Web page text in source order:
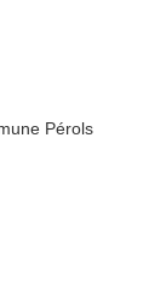
Pérols